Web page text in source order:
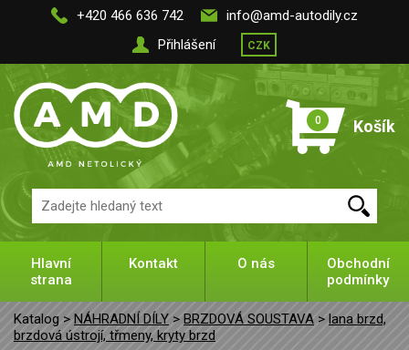
+420 466 636 742
info@amd-autodily.cz
Přihlášení
CZK
0 Košík
Hlavní
strana
Kontakt O nás
Obchodní
podmínky
Katalog > NÁHRADNÍ DÍLY > BRZDOVÁ SOUSTAVA > lana brzd,
brzdová ústrojí, třmeny, kryty brzd